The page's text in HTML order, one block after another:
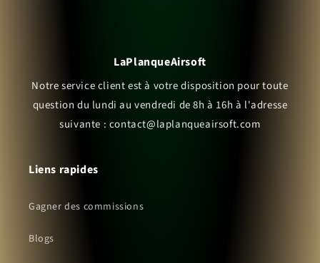
LaPlanqueAirsoft
Notre service client est à votre disposition pour toute
question du lundi au vendredi de 8h à 16h à l'adresse
suivante : contact@laplanqueairsoft.com
Liens rapides
Gagner des commissions
Blogs